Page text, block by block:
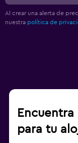
Al crear una alerta de
nuestra política de
para tu